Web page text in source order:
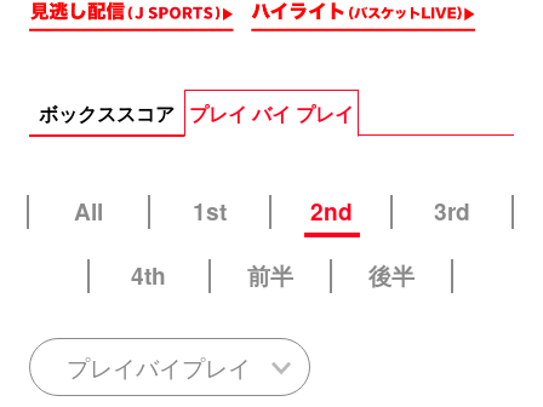
ボックススコア プレイ バイ プレイ
All 1st 2nd
3rd
4th
前半 後半
プレイバイプレイ